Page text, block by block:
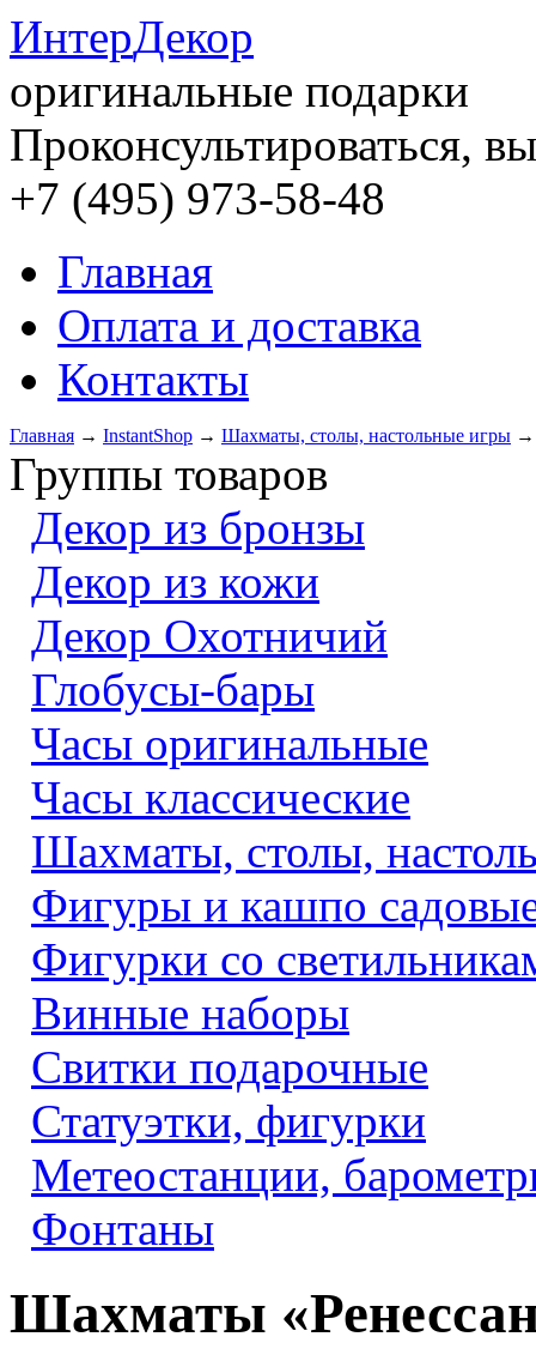
ИнтерДекор
оригинальные подарки
Проконсультироваться,
+7 (495) 973-58-48
Главная
Оплата и доставка
Контакты
Главная → InstantShop → Шахматы, столы, настольные игры
Группы товаров
Декор из бронзы
Декор из кожи
Декор Охотничий
Глобусы-бары
Часы оригинальные
Часы классические
Шахматы, столы,
Фигуры и кашпо
Фигурки со
Винные наборы
Свитки подарочные
Статуэтки, фигурки
Метеостанции,
Фонтаны
Шахматы